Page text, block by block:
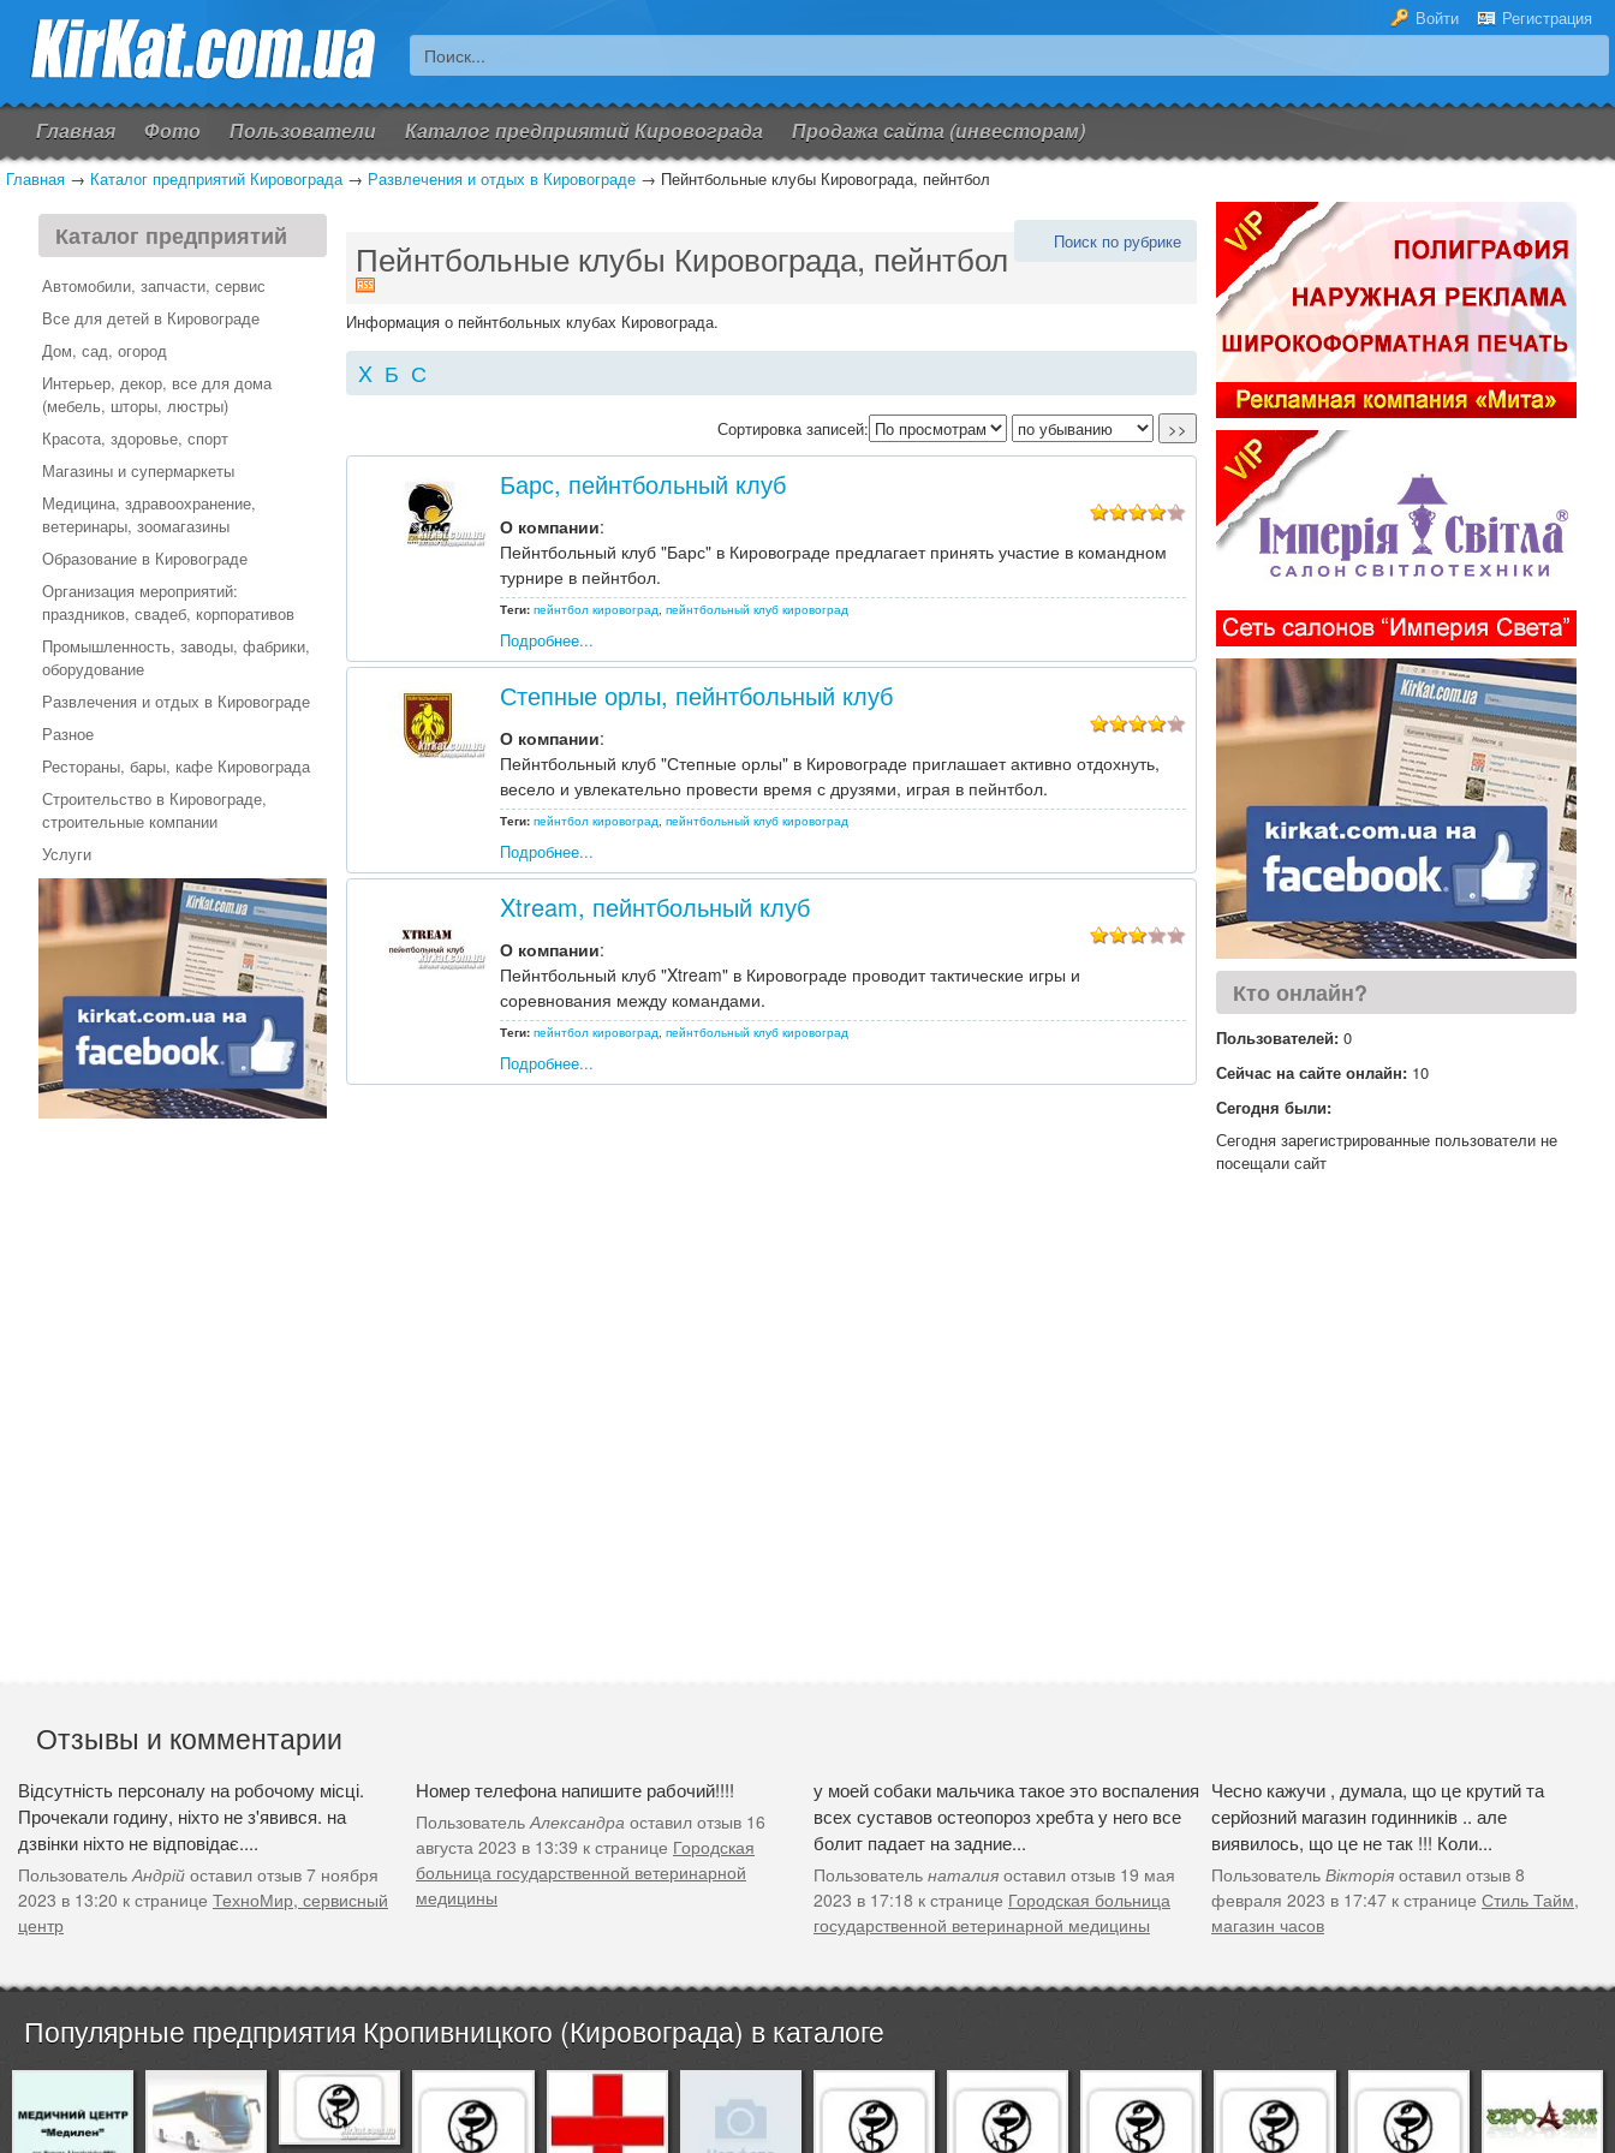
Войти Регистрация
Главная Фото Пользователи Каталог предприятий Кировограда Продажа сайта (инвесторам)
Главная → Каталог предприятий Кировограда→ Развлечения и отдых в Кировограде → Пейнтбольные клубы Кировограда, пейнтбол
Каталог предприятий
Автомобили, запчасти, сервис
Все для детей в Кировограде
Дом, сад, огород
Интерьер, декор, все для дома
(мебель, шторы, люстры)
Красота, здоровье, спорт
Магазины и супермаркеты
Медицина, здравоохранение,
ветеринары, зоомагазины
Образование в Кировограде
Организация мероприятий:
праздников, свадеб, корпоративов
Промышленность, заводы, фабрики,
оборудование
Развлечения и отдых в Кировограде
Разное
Рестораны, бары, кафе Кировограда
Строительство в Кировограде,
строительные компании
Услуги
Поиск по рубрике
Пейнтбольные клубы Кировограда, пейнтбол
Информация о пейнтбольных клубах Кировограда.
X Б С
Сортировка записей:
Барс, пейнтбольный клуб
О компании:
Пейнтбольный клуб "Барс" в Кировограде предлагает принять участие в командном
турнире в пейнтбол.
Теги: пейнтбол кировоград, пейнтбольный клуб кировоград
Подробнее...
Степные орлы, пейнтбольный клуб
О компании:
Пейнтбольный клуб "Степные орлы" в Кировограде приглашает активно отдохнуть,
весело и увлекательно провести время с друзями, играя в пейнтбол.
Теги: пейнтбол кировоград, пейнтбольный клуб кировоград
Подробнее...
Xtream, пейнтбольный клуб
О компании:
Пейнтбольный клуб "Xtream" в Кировограде проводит тактические игры и
соревнования между командами.
Теги: пейнтбол кировоград, пейнтбольный клуб кировоград
Подробнее...
Кто онлайн?
Пользователей: 0
Сейчас на сайте онлайн: 10
Сегодня были:
Сегодня зарегистрированные пользователи не
посещали сайт
Отзывы и комментарии
Відсутність персоналу на робочому місці.
Прочекали годину, ніхто не з'явився. на
дзвінки ніхто не відповідає....
ПользовательАндрій оставил отзыв 7 ноября
2023 в 13:20 к странице ТехноМир, сервисный
центр
Номер телефона напишите рабочий!!!!
ПользовательАлександра оставил отзыв 16
августа 2023 в 13:39 к странице Городская
больница государственной ветеринарной
медицины
у моей собаки мальчика такое это воспаления
всех суставов остеопороз хребта у него все
болит падает на задние...
Пользователь наталия оставил отзыв 19 мая
2023 в 17:18 к странице Городская больница
государственной ветеринарной медицины
Чесно кажучи , думала, що це крутий та
серйозний магазин годинників .. але
виявилось, що це не так !!! Коли...
Пользователь Вікторія оставил отзыв 8
февраля 2023 в 17:47 к странице Стиль Тайм,
магазин часов
Популярные предприятия Кропивницкого (Кировограда) в каталоге